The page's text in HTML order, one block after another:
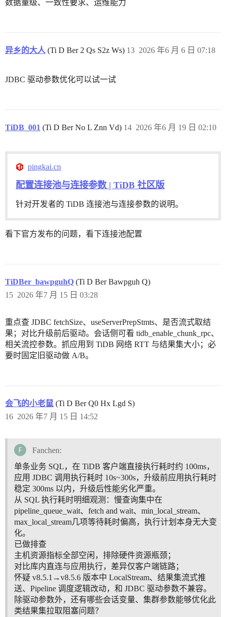
数据量级、一致性要求、运维能力
异乡的大人 (Ti D Ber 2 Qs S2z Ws) 2026 年6 月 6 日 07:18
13
JDBC 驱动参数优化可以试一试
TiDB_001 (Ti D Ber No L Znn Vd) 2026 年6 月 19 日 02:10
14
pingkai.cn
配置连接池与连接参数 | TiDB 社区版
针对开发者的 TiDB 连接池与连接参数的说明。
看下官方发布的问题，看下连接池配置
TiDBer_bawpguhQ (Ti D Ber Bawpguh Q)
2026 年7 月 15 日 03:28
15
重点查 JDBC fetchSize、useServerPrepStmts、是否流式取结
果；对比升级前后驱动。会话侧可看 tidb_enable_chunk_rpc、
相关流控参数。抓应用到 TiDB 网络 RTT 与结果集大小；必
要时固定旧驱动做 A/B。
会飞的小老鼠 (Ti D Ber Q0 Hx Lgd S)
2026 年7 月 15 日 14:52
16
Fanchen:
单条业务 SQL，在 TiDB 客户端直接执行耗时约 100ms，
应用 JDBC 调用执行耗时 10s~300s，升级前应用执行耗时
稳定 300ms 以内，升级后性能劣化严重。
从 SQL 执行耗时明细观测：慢查询集中在
pipeline_queue_wait、fetch and wait、min_local_stream、
max_local_stream几项等待耗时偏高，执行计划本身无大变
化。
已做排查
主机资源指标全部空闲，排除硬件资源瓶颈；
对比库内直连与应用执行，差异仅客户端链路；
怀疑 v8.5.1→v8.5.6 版本中 LocalStream、结果集流式推
送、Pipeline 调度逻辑改动，和 JDBC 驱动参数不兼容。
除驱动参数外，还有哪些会话变量、集群参数能够优化此
类结果集拉取阻塞问题？